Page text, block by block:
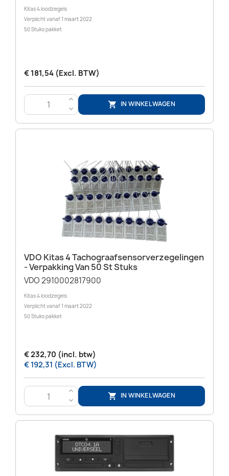
Kitas 4 loodzegels
Verplicht vanaf 1 maart 2022
50 Stuks pakket
€ 181,54 (Excl. BTW)
>
<
 IN WINKELWAGEN
VDO Kitas 4 Tachograafsensorverzegelingen
- Verpakking Van 50 St Stuks
VDO 2910002817900
Kitas 4 loodzegels
Verplicht vanaf 1 maart 2022
50 Stuks pakket
€ 232,70 (incl. btw)
€ 192,31 (Excl. BTW)
>
<
 IN WINKELWAGEN